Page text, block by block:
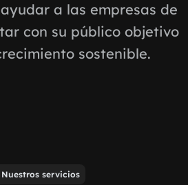
a las empresas de
con su público objetivo
sostenible.
Nuestros servicios